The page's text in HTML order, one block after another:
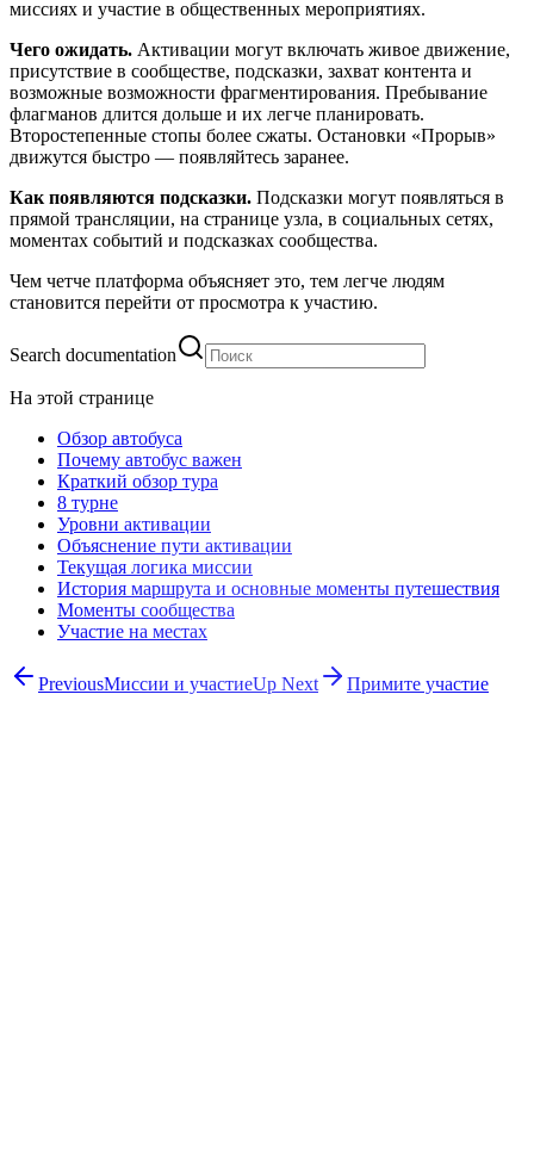
миссиях и участие в общественных мероприятиях.
Чего ожидать. Активации могут включать живое движение,
присутствие в сообществе, подсказки, захват контента и
возможные возможности фрагментирования. Пребывание
флагманов длится дольше и их легче планировать.
Второстепенные стопы более сжаты. Остановки «Прорыв»
движутся быстро — появляйтесь заранее.
Как появляются подсказки. Подсказки могут появляться в
прямой трансляции, на странице узла, в социальных сетях,
моментах событий и подсказках сообщества.
Чем четче платформа объясняет это, тем легче людям
становится перейти от просмотра к участию.
Search documentation
На этой странице
Обзор автобуса
Почему автобус важен
Краткий обзор тура
8 турне
Уровни активации
Объяснение пути активации
Текущая логика миссии
История маршрута и основные моменты путешествия
Моменты сообщества
Участие на местах
PreviousМиссии и участиеUp Next Примите участие